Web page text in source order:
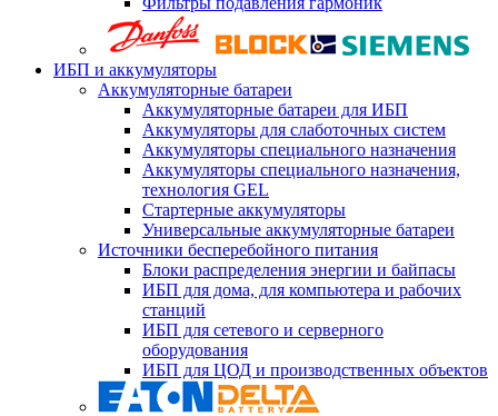
ИБП и аккумуляторы
Аккумуляторные батареи
Аккумуляторные батареи для ИБП
Аккумуляторы для слаботочных систем
Аккумуляторы специального назначения
Аккумуляторы специального назначения,
технология GEL
Стартерные аккумуляторы
Универсальные аккумуляторные батареи
Источники бесперебойного питания
Блоки распределения энергии и байпасы
ИБП для дома, для компьютера и рабочих
станций
ИБП для сетевого и серверного
оборудования
ИБП для ЦОД и производственных объектов